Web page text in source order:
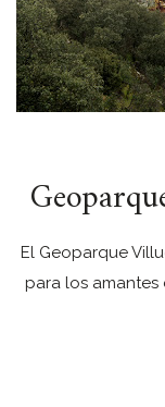
El Geoparque
para los amantes